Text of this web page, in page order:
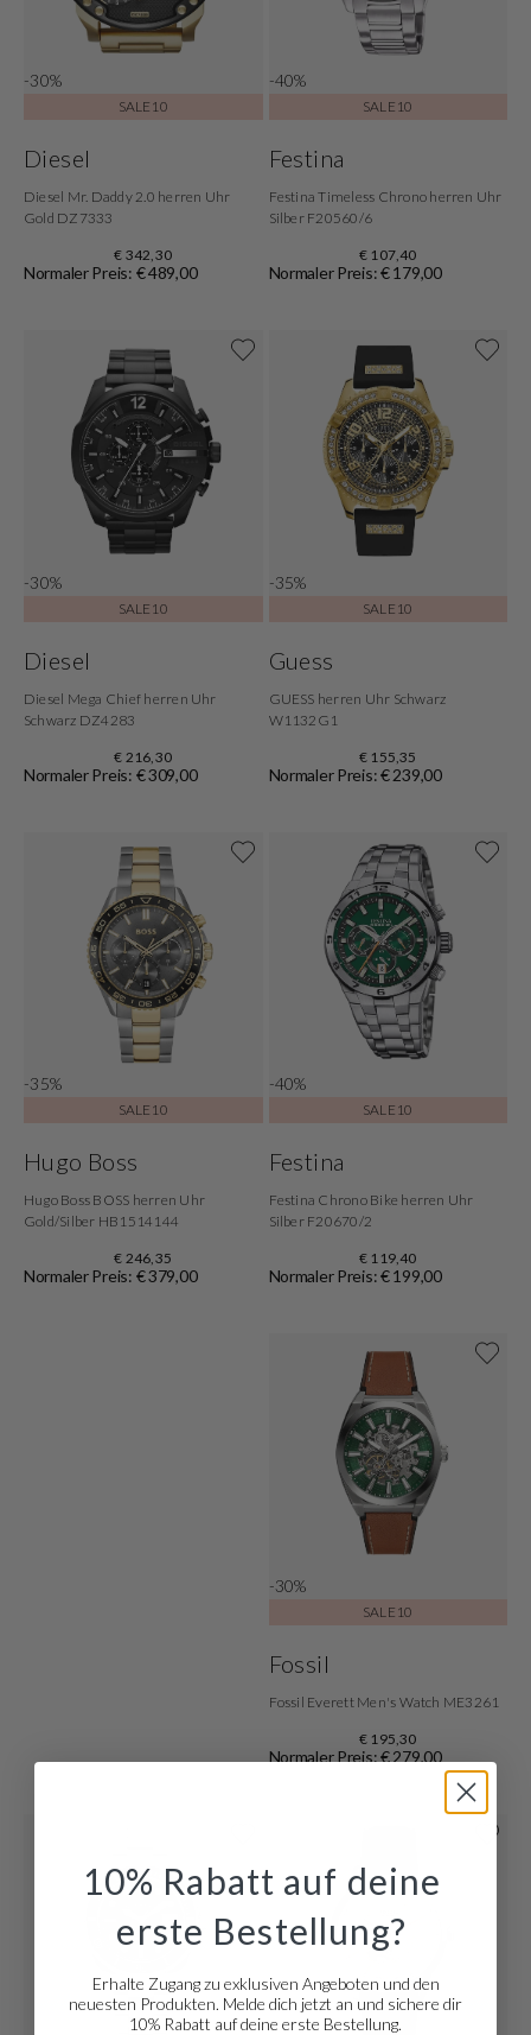
-30%
SALE10
Diesel
Diesel Mr. Daddy 2.0 herren Uhr
Gold DZ7333
€ 342,30
Normaler Preis: € 489,00
-40%
SALE10
Festina
Festina Timeless Chrono herren Uhr
Silber F20560/6
€ 107,40
Normaler Preis: € 179,00
-30%
SALE10
Diesel
Diesel Mega Chief herren Uhr
Schwarz DZ4283
€ 216,30
Normaler Preis: € 309,00
-35%
SALE10
Guess
GUESS herren Uhr Schwarz
W1132G1
€ 155,35
Normaler Preis: € 239,00
-35%
SALE10
Hugo Boss
Hugo Boss BOSS herren Uhr
Gold/Silber HB1514144
€ 246,35
Normaler Preis: € 379,00
-40%
SALE10
Festina
Festina Chrono Bike herren Uhr
Silber F20670/2
€ 119,40
Normaler Preis: € 199,00
-30%
SALE10
Fossil
Fossil Everett Men's Watch ME3261
€ 195,30
Normaler Preis: € 279,00
10% Rabatt auf deine
erste Bestellung?
Erhalte Zugang zu exklusiven Angeboten und den
neuesten Produkten. Melde dich jetzt an und sichere dir
10% Rabatt auf deine erste Bestellung.